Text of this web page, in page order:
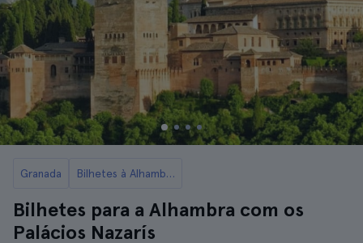
Granada Bilhetes à Alhambra de Granada
Bilhetes para a Alhambra com os
Palácios Nazarís